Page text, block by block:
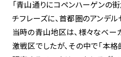
「青山通りにコペンハーゲンの街
チフレーズに、首都圏のアンデル
当時の青山地区は、様々なベー
激戦区でしたが、その中で「本